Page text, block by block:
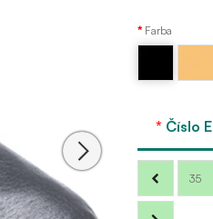
Farba
Dansez
Číslo
35